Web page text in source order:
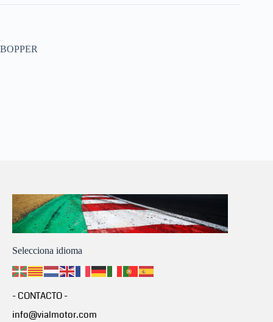
BOPPER
Selecciona idioma
- CONTACTO -
info@vialmotor.com